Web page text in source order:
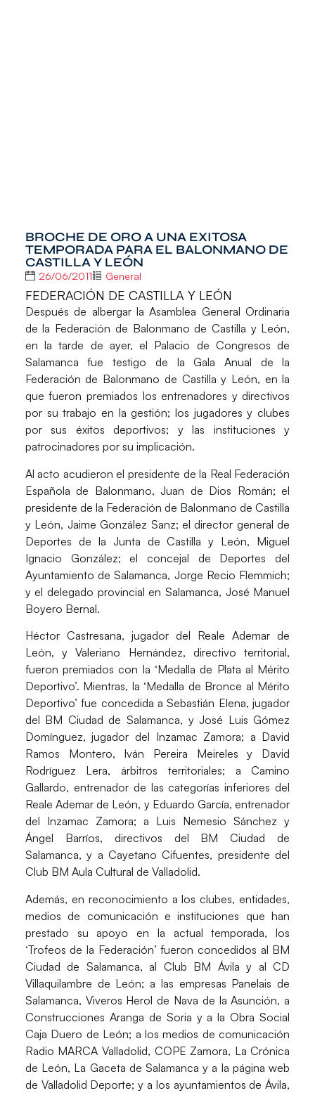
BROCHE DE ORO A UNA EXITOSA
TEMPORADA PARA EL BALONMANO DE
CASTILLA Y LEÓN
26/06/2011 General
FEDERACIÓN DE CASTILLA Y LEÓN
Después de albergar la Asamblea General Ordinaria
de la Federación de Balonmano de Castilla y León,
en la tarde de ayer, el Palacio de Congresos de
Salamanca fue testigo de la Gala Anual de la
Federación de Balonmano de Castilla y León, en la
que fueron premiados los entrenadores y directivos
por su trabajo en la gestión; los jugadores y clubes
por sus éxitos deportivos; y las instituciones y
patrocinadores por su implicación.
Al acto acudieron el presidente de la Real Federación
Española de Balonmano, Juan de Dios Román; el
presidente de la Federación de Balonmano de Castilla
y León, Jaime González Sanz; el director general de
Deportes de la Junta de Castilla y León, Miguel
Ignacio González; el concejal de Deportes del
Ayuntamiento de Salamanca, Jorge Recio Flemmich;
y el delegado provincial en Salamanca, José Manuel
Boyero Bernal.
Héctor Castresana, jugador del Reale Ademar de
León, y Valeriano Hernández, directivo territorial,
fueron premiados con la ‘Medalla de Plata al Mérito
Deportivo’. Mientras, la ‘Medalla de Bronce al Mérito
Deportivo’ fue concedida a Sebastián Elena, jugador
del BM Ciudad de Salamanca, y José Luis Gómez
Domínguez, jugador del Inzamac Zamora; a David
Ramos Montero, Iván Pereira Meireles y David
Rodríguez Lera, árbitros territoriales; a Camino
Gallardo, entrenador de las categorías inferiores del
Reale Ademar de León, y Eduardo García, entrenador
del Inzamac Zamora; a Luis Nemesio Sánchez y
Ángel Barríos, directivos del BM Ciudad de
Salamanca, y a Cayetano Cifuentes, presidente del
Club BM Aula Cultural de Valladolid.
Además, en reconocimiento a los clubes, entidades,
medios de comunicación e instituciones que han
prestado su apoyo en la actual temporada, los
‘Trofeos de la Federación’ fueron concedidos al BM
Ciudad de Salamanca, al Club BM Ávila y al CD
Villaquilambre de León; a las empresas Panelais de
Salamanca, Viveros Herol de Nava de la Asunción, a
Construcciones Aranga de Soria y a la Obra Social
Caja Duero de León; a los medios de comunicación
Radio MARCA Valladolid, COPE Zamora, La Crónica
de León, La Gaceta de Salamanca y a la página web
de Valladolid Deporte; y a los ayuntamientos de Ávila,